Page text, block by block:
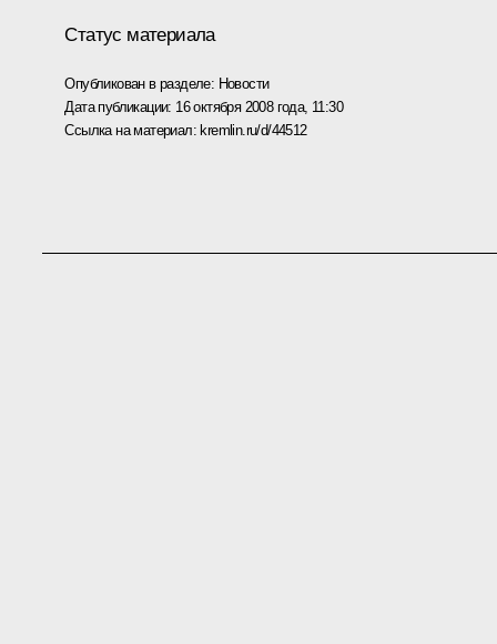
Статус материала
Опубликован в разделе: Новости
Дата публикации: 16 октября 2008 года, 11:30
Ссылка на материал:kremlin.ru/d/44512